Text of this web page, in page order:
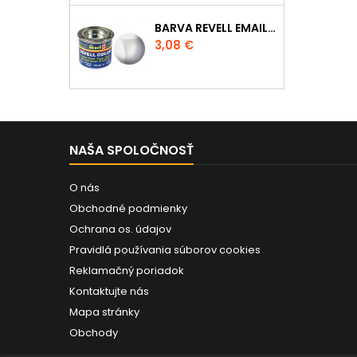
BARVA REVELL EMAILOVÁ - 32102: MATNÁ ČIRÁ (CLEAR MAT)
Cena
3,08 €
NAŠA SPOLOČNOSŤ
O nás
Obchodné podmienky
Ochrana os. údajov
Pravidlá používania súborov cookies
Reklamačný poriadok
Kontaktujte nás
Mapa stránky
Obchody